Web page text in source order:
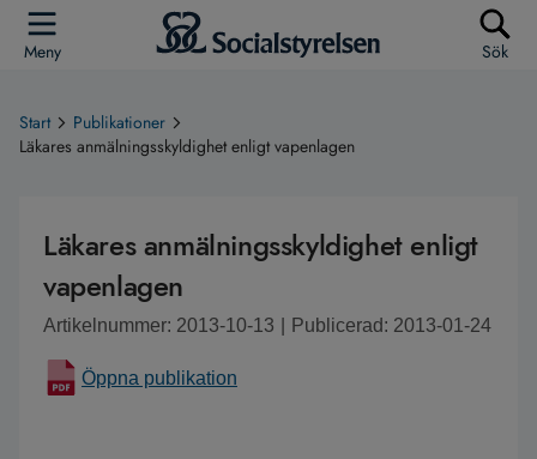
Meny Sök
Start
Publikationer
Läkares anmälningsskyldighet enligt vapenlagen
Läkares anmälningsskyldighet enligt
vapenlagen
Artikelnummer: 2013-10-13 Publicerad: 2013-01-24
Öppna publikation